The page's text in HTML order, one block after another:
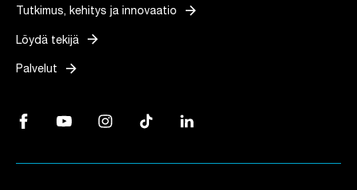
Tutkimus, kehitys ja innovaatio arrow_forward
Löydä tekijä arrow_forward
Palvelut arrow_forward
Facebook, Linkki avautuu uuteen välilehteen
YouTube, Linkki avautuu uuteen välilehteen
Instagram, Linkki avautuu uuteen välilehteen
TikTok, Linkki avautuu uuteen välilehteen
LinkedIn, Linkki avautuu uuteen